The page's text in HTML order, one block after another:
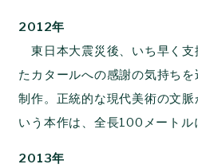
2012年
東日本大震災後、いち早く支
たカタールへの感謝の気持ち
制作。正統的な現代美術の文
いう本作は、全長100メートル
2013年